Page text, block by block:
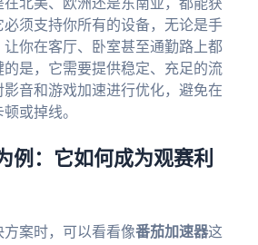
北美、欧洲还是东南亚，都能获
须支持你所有的设备，无论是手
你在客厅、卧室甚至通勤路上都
是，它需要提供稳定、充足的流
音和游戏加速进行优化，避免在
或掉线。
例：它如何成为观赛利
案时，可以看看像番茄加速器这